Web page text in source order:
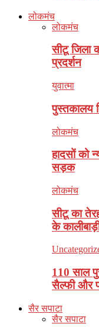
लोकमंच
लोकमंच
सीटू जिला
प्रदर्शन
युवात्मा
पुस्तकालय
लोकमंच
हादसों को
सड़क
लोकमंच
सीटू का
के
110 साल
सैल्फी और
सैर सपाटा
सैर सपाटा